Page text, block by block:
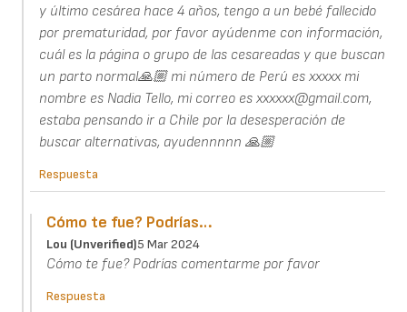
y último cesárea hace 4 años, tengo a un bebé fallecido
por prematuridad, por favor ayúdenme con información,
cuál es la página o grupo de las cesareadas y que buscan
un parto normal🙏🏼 mi número de Perú es xxxxx mi
nombre es Nadia Tello, mi correo es xxxxxx@gmail.com,
estaba pensando ir a Chile por la desesperación de
buscar alternativas, ayudennnnn 🙏🏼
Respuesta
Cómo te fue? Podrías…
Lou (unverified)5 Mar 2024
Cómo te fue? Podrías comentarme por favor
Respuesta